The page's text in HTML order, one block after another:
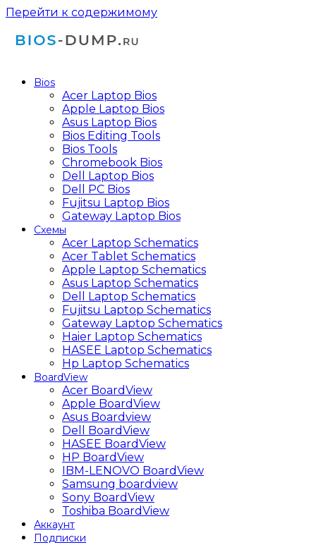
Перейти к содержимому
Bios
Acer Laptop Bios
Apple Laptop Bios
Asus Laptop Bios
Bios Editing Tools
Bios Tools
Chromebook Bios
Dell Laptop Bios
Dell PC Bios
Fujitsu Laptop Bios
Gateway Laptop Bios
Схемы
Acer Laptop Schematics
Acer Tablet Schematics
Apple Laptop Schematics
Asus Laptop Schematics
Dell Laptop Schematics
Fujitsu Laptop Schematics
Gateway Laptop Schematics
Haier Laptop Schematics
HASEE Laptop Schematics
Hp Laptop Schematics
BoardView
Acer BoardView
Apple BoardView
Asus Boardview
Dell BoardView
HASEE BoardView
HP BoardView
IBM-LENOVO BoardView
Samsung boardview
Sony BoardView
Toshiba BoardView
Аккаунт
Подписки